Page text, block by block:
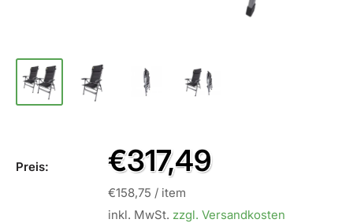
Preis:
Sale
Preis
€317,49
€158,75 / item
inkl. MwSt. zzgl. Versandkosten